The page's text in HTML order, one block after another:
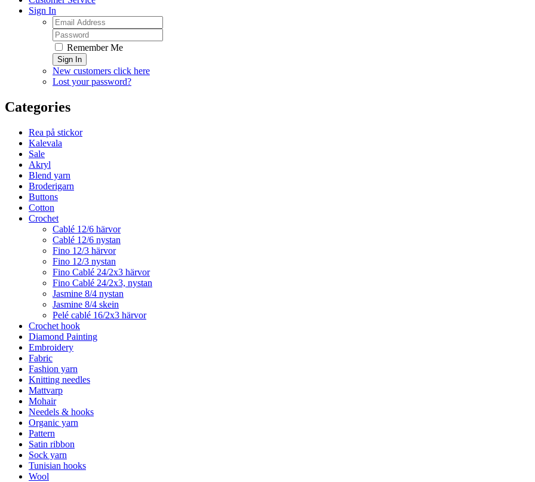
Sign In
Remember Me
Sign In
New customers click here
Lost your password?
Categories
Rea på stickor
Kalevala
Sale
Akryl
Blend yarn
Broderigarn
Buttons
Cotton
Crochet
Cablé 12/6 härvor
Cablé 12/6 nystan
Fino 12/3 härvor
Fino 12/3 nystan
Fino Cablé 24/2x3 härvor
Fino Cablé 24/2x3, nystan
Jasmine 8/4 nystan
Jasmine 8/4 skein
Pelé cablé 16/2x3 härvor
Crochet hook
Diamond Painting
Embroidery
Fabric
Fashion yarn
Knitting needles
Mattvarp
Mohair
Needels & hooks
Organic yarn
Pattern
Satin ribbon
Sock yarn
Tunisian hooks
Wool